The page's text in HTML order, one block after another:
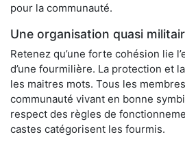
pour la communauté.
Une organisation quasi
Retenez qu’une forte cohésion lie
d’une fourmilière. La protection et
les maitres mots. Tous les
communauté vivant en bonne
respect des règles de
castes catégorisent les fourmis.